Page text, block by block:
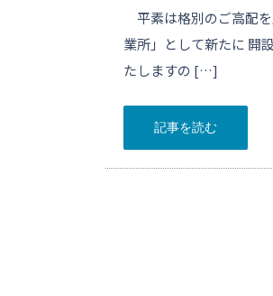
平素は格別のご高配
業所」として新たに 開
たしますの […]
記事を読む